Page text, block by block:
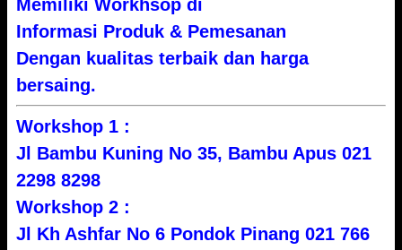
Memiliki Workhsop di
Informasi Produk & Pemesanan
Dengan kualitas terbaik dan harga
bersaing.
Workshop 1 :
Jl Bambu Kuning No 35, Bambu Apus 021
2298 8298
Workshop 2 :
Jl Kh Ashfar No 6 Pondok Pinang 021 766